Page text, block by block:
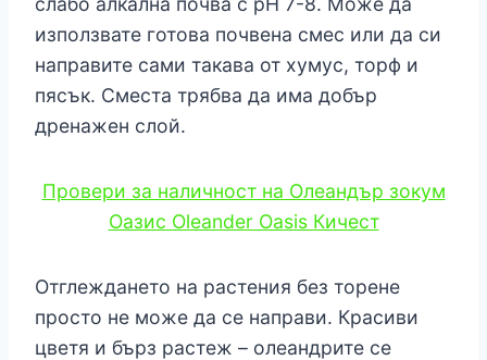
използвате готова почвена смес или да си
направите сами такава от хумус, торф и
пясък. Сместа трябва да има добър
дренажен слой.
Провери за наличност на Олеандър зокум
Оазис Oleander Oasis Кичест
Отглеждането на растения без торене
просто не може да се направи. Красиви
цветя и бърз растеж – олеандрите се